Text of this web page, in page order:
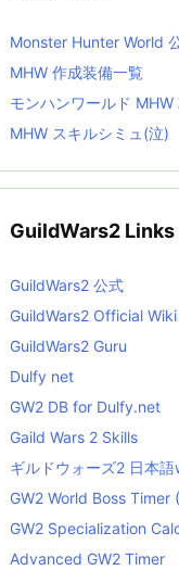
Monster Hunter World
MHW 作成装備一覧
モンハンワールド MHW
MHW スキルシミュ(泣)
GuildWars2 Links
GuildWars2 公式
GuildWars2 Official Wiki
GuildWars2 Guru
Dulfy net
GW2 DB for Dulfy.net
Gaild Wars 2 Skills
ギルドウォーズ2 日本
GW2 World Boss Timer
GW2 Specialization
Advanced GW2 Timer